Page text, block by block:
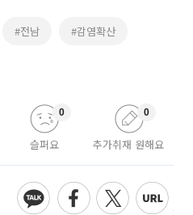
#전남 #감염확산
슬퍼요
0
추가취재 원해요
0